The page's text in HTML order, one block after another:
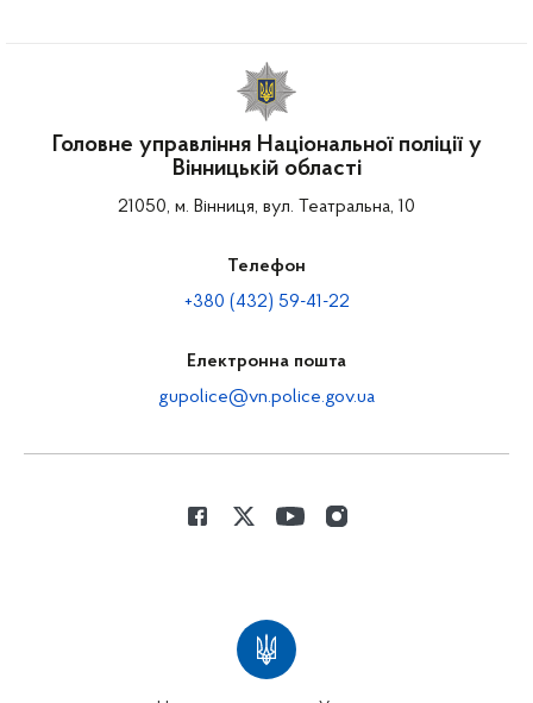
Головне управління Національної поліції у
Вінницькій області
21050, м. Вінниця, вул. Театральна, 10
Телефон
+380 (432) 59-41-22
Електронна пошта
gupolice@vn.police.gov.ua